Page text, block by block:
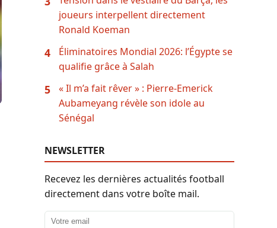
joueurs interpellent directement
Ronald Koeman
4
Éliminatoires Mondial 2026: l’Égypte se
qualifie grâce à Salah
5
« Il m’a fait rêver » : Pierre-Emerick
Aubameyang révèle son idole au
Sénégal
NEWSLETTER
Recevez les dernières actualités football
directement dans votre boîte mail.
Adresse email